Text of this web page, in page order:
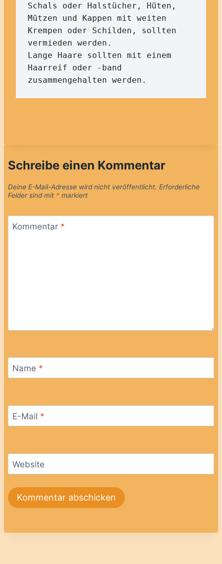
Schals oder Halstücher, Hüten,
Mützen und Kappen mit weiten
Krempen oder Schilden, sollten
vermieden werden.
Lange Haare sollten mit einem
Haarreif oder -band
zusammengehalten werden.
Schreibe einen Kommentar
Deine E-Mail-Adresse wird nicht veröffentlicht. Erforderliche
Felder sind mit * markiert
Kommentar *
Name *
E-Mail *
Website